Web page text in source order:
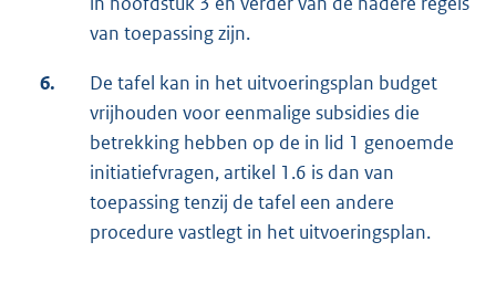
van toepassing zijn.
6.
De tafel kan in het uitvoeringsplan budget
vrijhouden voor eenmalige subsidies die
betrekking hebben op de in lid 1 genoemde
initiatiefvragen, artikel 1.6 is dan van
toepassing tenzij de tafel een andere
procedure vastlegt in het uitvoeringsplan.